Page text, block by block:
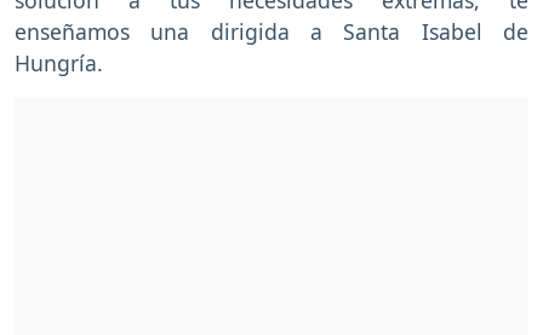
enseñamos una dirigida a Santa Isabel de
Hungría.